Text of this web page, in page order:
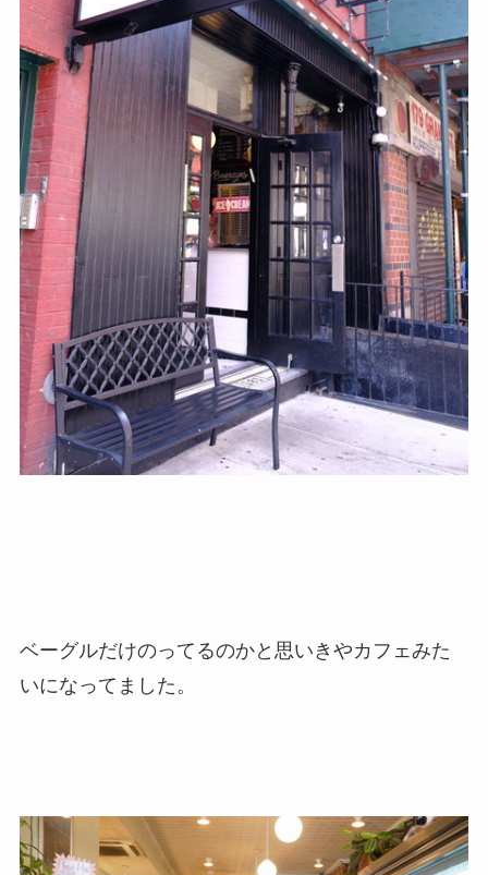
ベーグルだけのってるのかと思いきやカフェみた
いになってました。